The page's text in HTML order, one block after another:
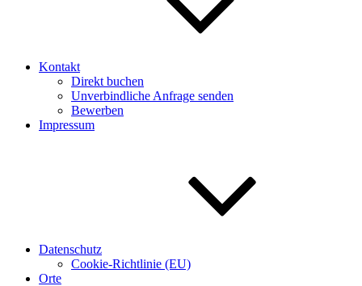
Kontakt
Direkt buchen
Unverbindliche Anfrage senden
Bewerben
Impressum
Datenschutz
Cookie-Richtlinie (EU)
Orte